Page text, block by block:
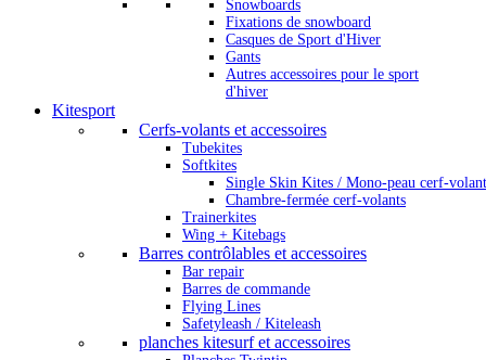
Snowboards
Fixations de snowboard
Casques de Sport d'Hiver
Gants
Autres accessoires pour le sport
d'hiver
Kitesport
Cerfs-volants et accessoires
Tubekites
Softkites
Single Skin Kites / Mono-peau cerf-
Chambre-fermée cerf-volants
Trainerkites
Wing + Kitebags
Barres contrôlables et accessoires
Bar repair
Barres de commande
Flying Lines
Safetyleash / Kiteleash
planches kitesurf et accessoires